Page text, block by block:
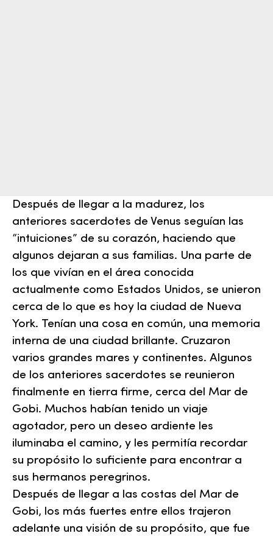
Después de llegar a la madurez, los
anteriores sacerdotes de Venus seguían las
“intuiciones” de su corazón, haciendo que
algunos dejaran a sus familias. Una parte de
los que vivían en el área conocida
actualmente como Estados Unidos, se unieron
cerca de lo que es hoy la ciudad de Nueva
York. Tenían una cosa en común, una memoria
interna de una ciudad brillante. Cruzaron
varios grandes mares y continentes. Algunos
de los anteriores sacerdotes se reunieron
finalmente en tierra firme, cerca del Mar de
Gobi. Muchos habían tenido un viaje
agotador, pero un deseo ardiente les
iluminaba el camino, y les permitía recordar
su propósito lo suficiente para encontrar a
sus hermanos peregrinos.
Después de llegar a las costas del Mar de
Gobi, los más fuertes entre ellos trajeron
adelante una visión de su propósito, que fue